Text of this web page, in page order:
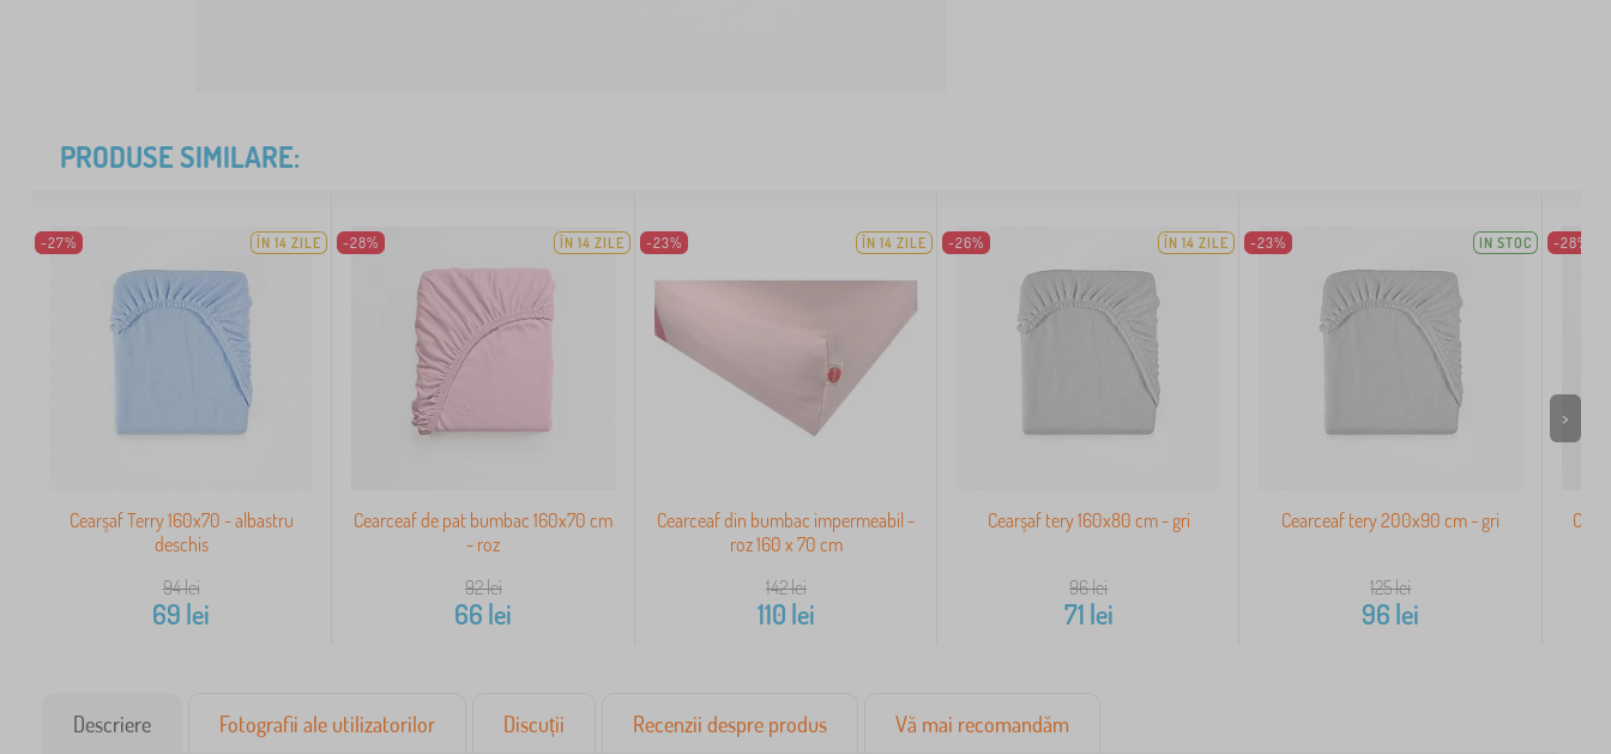
PRODUSE SIMILARE:
-27% ÎN 14 ZILE
Cearşaf Terry 160x70 - albastru
deschis
94lei
69 lei
-28% ÎN 14 ZILE
Cearceaf de pat bumbac 160x70 cm
- roz
92lei
66 lei
-23% ÎN 14 ZILE
Cearceaf din bumbac impermeabil -
roz 160 x 70 cm
142lei
110 lei
-26% ÎN 14 ZILE
Cearşaf tery 160x80 cm - gri
96lei
71 lei
-23% IN STOC
Cearceaf tery 200x90 cm - gri
125lei
96 lei
-28%
>
Descriere Fotografii ale utilizatorilor Discuții Recenzii despre produs Vă mai recomandăm